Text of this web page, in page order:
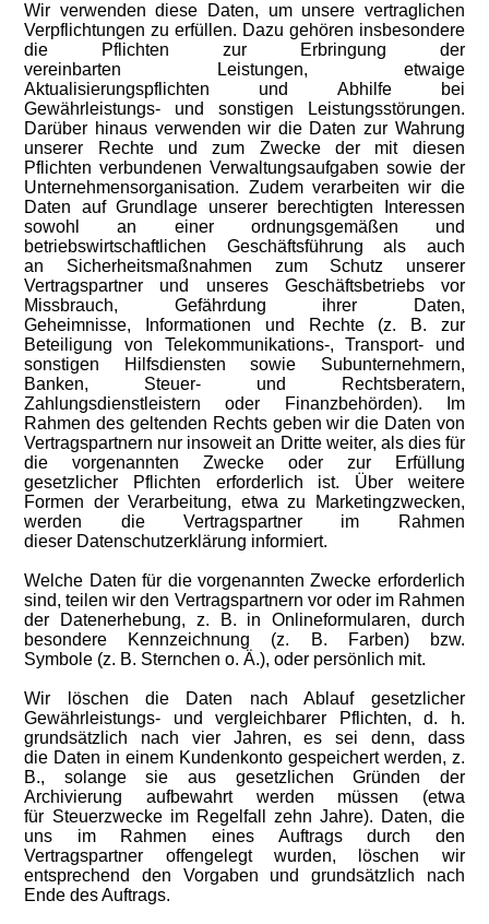
Wir verwenden diese Daten, um unsere vertraglichen
Verpflichtungen zu erfüllen. Dazu gehören insbesondere
die Pflichten zur Erbringung der
vereinbarten Leistungen, etwaige
Aktualisierungspflichten und Abhilfe bei
Gewährleistungs- und sonstigen Leistungsstörungen.
Darüber hinaus verwenden wir die Daten zur Wahrung
unserer Rechte und zum Zwecke der mit diesen
Pflichten verbundenen Verwaltungsaufgaben sowie der
Unternehmensorganisation. Zudem verarbeiten wir die
Daten auf Grundlage unserer berechtigten Interessen
sowohl an einer ordnungsgemäßen und
betriebswirtschaftlichen Geschäftsführung als auch
an Sicherheitsmaßnahmen zum Schutz unserer
Vertragspartner und unseres Geschäftsbetriebs vor
Missbrauch, Gefährdung ihrer Daten,
Geheimnisse, Informationen und Rechte (z. B. zur
Beteiligung von Telekommunikations-, Transport- und
sonstigen Hilfsdiensten sowie Subunternehmern,
Banken, Steuer- und Rechtsberatern,
Zahlungsdienstleistern oder Finanzbehörden). Im
Rahmen des geltenden Rechts geben wir die Daten von
Vertragspartnern nur insoweit an Dritte weiter, als dies für
die vorgenannten Zwecke oder zur Erfüllung
gesetzlicher Pflichten erforderlich ist. Über weitere
Formen der Verarbeitung, etwa zu Marketingzwecken,
werden die Vertragspartner im Rahmen
dieser Datenschutzerklärung informiert.
Welche Daten für die vorgenannten Zwecke erforderlich
sind, teilen wir den Vertragspartnern vor oder im Rahmen
der Datenerhebung, z. B. in Onlineformularen, durch
besondere Kennzeichnung (z. B. Farben) bzw.
Symbole (z. B. Sternchen o. Ä.), oder persönlich mit.
Wir löschen die Daten nach Ablauf gesetzlicher
Gewährleistungs- und vergleichbarer Pflichten, d. h.
grundsätzlich nach vier Jahren, es sei denn, dass
die Daten in einem Kundenkonto gespeichert werden, z.
B., solange sie aus gesetzlichen Gründen der
Archivierung aufbewahrt werden müssen (etwa
für Steuerzwecke im Regelfall zehn Jahre). Daten, die
uns im Rahmen eines Auftrags durch den
Vertragspartner offengelegt wurden, löschen wir
entsprechend den Vorgaben und grundsätzlich nach
Ende des Auftrags.